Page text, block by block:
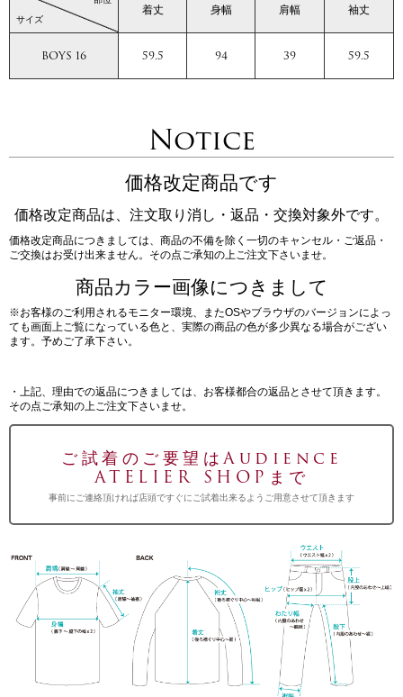
サイズ
着丈 身幅 肩幅 袖丈
BOYS 16 59.5 94 39 59.5
Notice
価格改定商品です
価格改定商品は、注文取り消し・返品・交換対象外です。
価格改定商品につきましては、商品の不備を除く一切のキャンセル・ご返品・
ご交換はお受け出来ません。その点ご承知の上ご注文下さいませ。
商品カラー画像につきまして
※お客様のご利用されるモニター環境、またOSやブラウザのバージョンによっ
ても画面上ご覧になっている色と、実際の商品の色が多少異なる場合がござい
ます。予めご了承下さい。
・上記、理由での返品につきましては、お客様都合の返品とさせて頂きます。
その点ご承知の上ご注文下さいませ。
ご試着のご要望はAudience
ATELIER SHOPまで
事前にご連絡頂ければ店頭ですぐにご試着出来るようご用意させて頂きます